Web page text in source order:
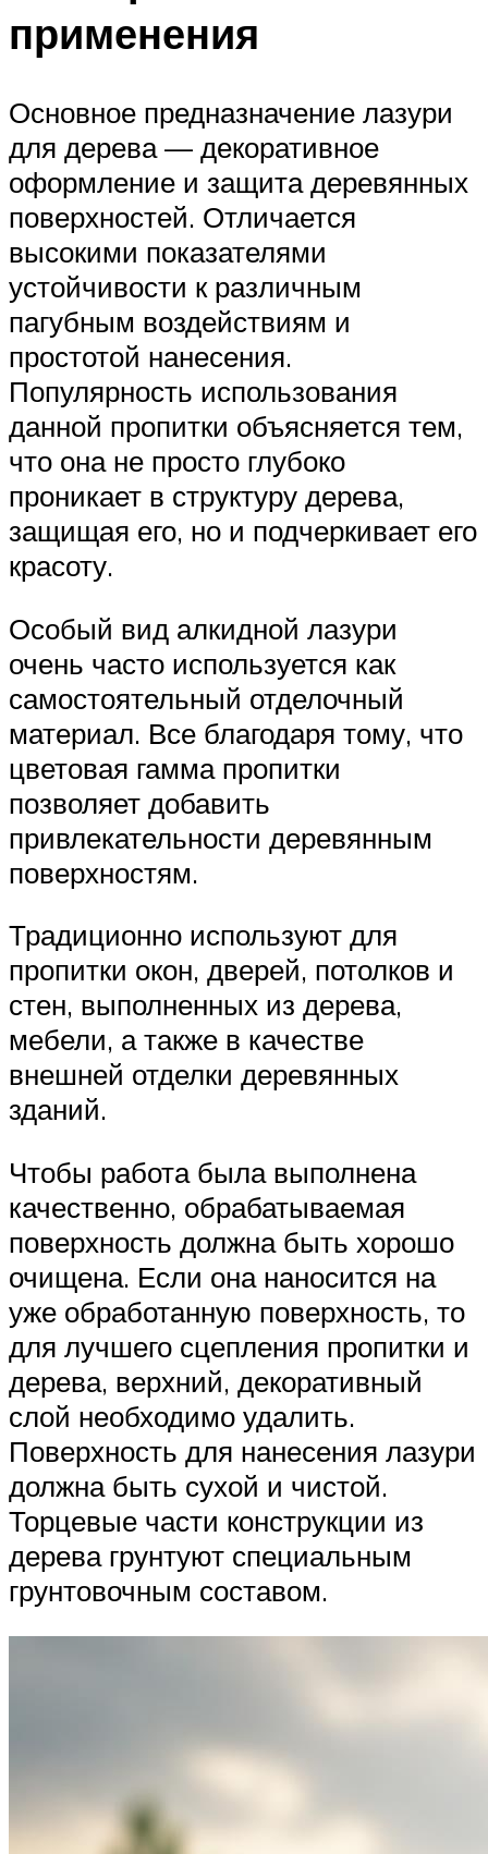
применения
Основное предназначение лазури
для дерева — декоративное
оформление и защита деревянных
поверхностей. Отличается
высокими показателями
устойчивости к различным
пагубным воздействиям и
простотой нанесения.
Популярность использования
данной пропитки объясняется тем,
что она не просто глубоко
проникает в структуру дерева,
защищая его, но и подчеркивает его
красоту.
Особый вид алкидной лазури
очень часто используется как
самостоятельный отделочный
материал. Все благодаря тому, что
цветовая гамма пропитки
позволяет добавить
привлекательности деревянным
поверхностям.
Традиционно используют для
пропитки окон, дверей, потолков и
стен, выполненных из дерева,
мебели, а также в качестве
внешней отделки деревянных
зданий.
Чтобы работа была выполнена
качественно, обрабатываемая
поверхность должна быть хорошо
очищена. Если она наносится на
уже обработанную поверхность, то
для лучшего сцепления пропитки и
дерева, верхний, декоративный
слой необходимо удалить.
Поверхность для нанесения лазури
должна быть сухой и чистой.
Торцевые части конструкции из
дерева грунтуют специальным
грунтовочным составом.